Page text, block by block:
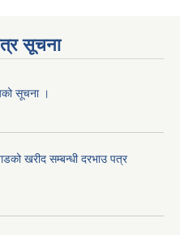
सूचना
सूचना ।
खरीद सम्बन्धी दरभाउ पत्र